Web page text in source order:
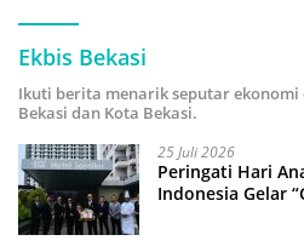
Ekbis Bekasi
Ikuti berita menarik seputar ekonomi
Bekasi dan Kota Bekasi.
25 Juli 2026
Peringati Hari
Indonesia Gelar